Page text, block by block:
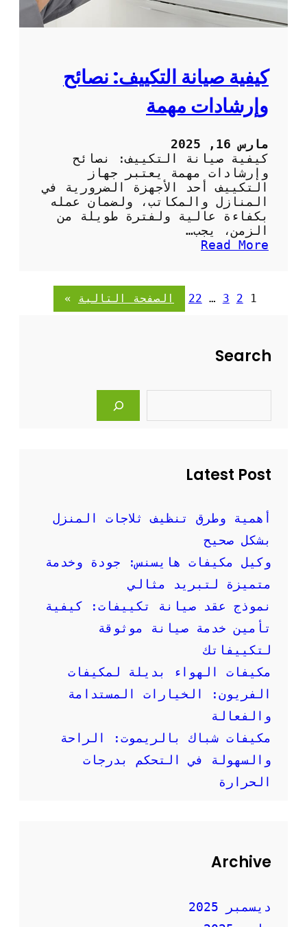
د
و
ة
ل
ك
ف
ا
ت
ا
ل
ه
ا
ا
كيفية صيانة التكييف: نصائح
وإرشادات مهمة
مارس 16, 2025
كيفية صيانة التكييف: نصائح
وإرشادات مهمة يعتبر جهاز
التكييف أحد الأجهزة الضرورية في
المنازل والمكاتب، ولضمان عمله
بكفاءة عالية ولفترة طويلة من
الزمن، يجب…
Read More
ي
ة
ل
ي
ن
ئ
و
إ
ش
ا
ت
م
1
2
3
…
22 الصفحة التالية »
Search
Latest Post
أهمية وطرق تنظيف ثلاجات المنزل
بشكل صحيح
وكيل مكيفات هايسنس: جودة وخدمة
متميزة لتبريد مثالي
نموذج عقد صيانة تكييفات: كيفية
تأمين خدمة صيانة موثوقة
لتكييفاتك
مكيفات الهواء بديلة لمكيفات
الفريون: الخيارات المستدامة
والفعالة
مكيفات شباك بالريموت: الراحة
والسهولة في التحكم بدرجات
الحرارة
Archive
ديسمبر 2025